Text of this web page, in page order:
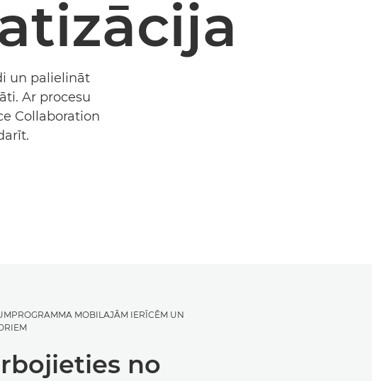
un palielināt
Ar procesu
Collaboration
MOBILAJĀM IERĪCĒM UN
no